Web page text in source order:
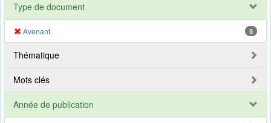
Type de document
Avenant 5
Thématique
Mots clés
Année de publication